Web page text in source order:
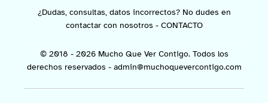
¿Dudas, consultas, datos incorrectos? No dudes en
contactar con nosotros - CONTACTO
© 2018 - 2026 Mucho Que Ver Contigo. Todos los
derechos reservados - admin@muchoquevercontigo.com